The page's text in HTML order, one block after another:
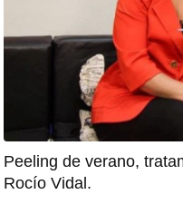
Peeling de verano,
Rocío Vidal.